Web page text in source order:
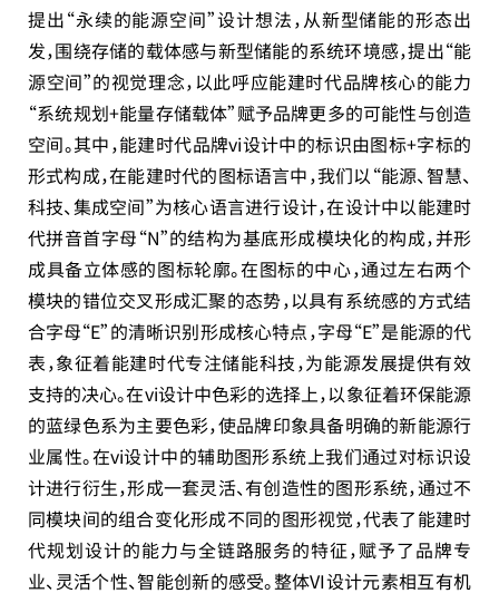
提出“永续的能源空间”设计想法，从新型储能的形态出
发，围绕存储的载体感与新型储能的系统环境感，提出“能
源空间”的视觉理念，以此呼应能建时代品牌核心的能力
“系统规划+能量存储载体”赋予品牌更多的可能性与创造
空间。其中，能建时代品牌vi设计中的标识由图标+字标的
形式构成，在能建时代的图标语言中，我们以“能源、智慧、
科技、集成空间”为核心语言进行设计，在设计中以能建时
代拼音首字母“N”的结构为基底形成模块化的构成，并形
成具备立体感的图标轮廓。在图标的中心，通过左右两个
模块的错位交叉形成汇聚的态势，以具有系统感的方式结
合字母“E”的清晰识别形成核心特点，字母“E”是能源的代
表，象征着能建时代专注储能科技，为能源发展提供有效
支持的决心。在vi设计中色彩的选择上，以象征着环保能源
的蓝绿色系为主要色彩，使品牌印象具备明确的新能源行
业属性。在vi设计中的辅助图形系统上我们通过对标识设
计进行衍生，形成一套灵活、有创造性的图形系统，通过不
同模块间的组合变化形成不同的图形视觉，代表了能建时
代规划设计的能力与全链路服务的特征，赋予了品牌专
业、灵活个性、智能创新的感受。整体VI设计元素相互有机